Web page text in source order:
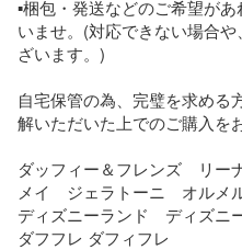
▪️梱包・発送などのご希望が
いませ。(対応できない場合
ざいます。)
自宅保管の為、完璧を求める
解いただいた上でのご購入を
ダッフィー＆フレンズ　リー
メイ　ジェラトーニ　オルメ
ディズニーランド　ディズニ
ダフフレ ダフィフレ